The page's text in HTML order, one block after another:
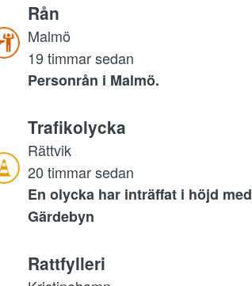
Rån
Malmö
19 timmar sedan
Personrån i Malmö.
Trafikolycka
Rättvik
20 timmar sedan
En olycka har inträffat i höjd med
Gärdebyn
Rattfylleri